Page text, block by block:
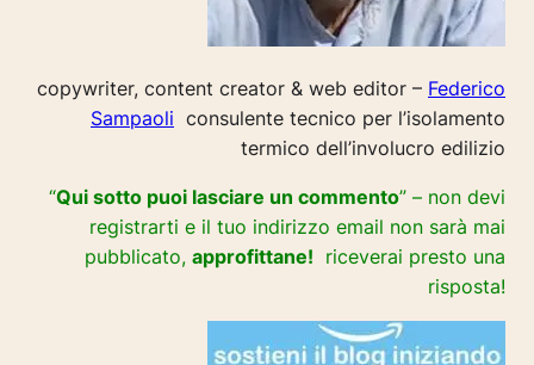
copywriter, content creator & web editor – Federico
Sampaoli consulente tecnico per l’isolamento
termico dell’involucro edilizio
“Qui sotto puoi lasciare un commento” – non devi
registrarti e il tuo indirizzo email non sarà mai
pubblicato, approfittane! riceverai presto una
risposta!